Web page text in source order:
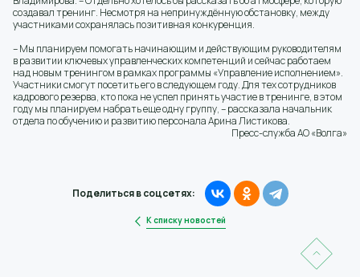
создавал тренинг. Несмотря на непринуждённую обстановку, между
участниками сохранялась позитивная конкуренция.
– Мы планируем помогать начинающим и действующим руководителям
в развитии ключевых управленческих компетенций и сейчас работаем
над новым тренингом в рамках программы «Управление исполнением».
Участники смогут посетить его в следующем году. Для тех сотрудников
кадрового резерва, кто пока не успел принять участие в тренинге, в этом
году мы планируем набрать еще одну группу, – рассказала начальник
отдела по обучению и развитию персонала Арина Листикова.
Пресс-служба АО «Волга»
К списку новостей
Поделиться в соцсетях: